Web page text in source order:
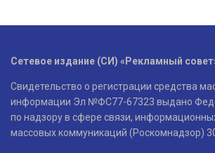
Сетевое издание (СИ) «Рекламный
Свидетельство о регистрации средства
информации Эл №ФС77-67323 выдано
по надзору в сфере связи,
массовых коммуникаций (Роскомнадзор)